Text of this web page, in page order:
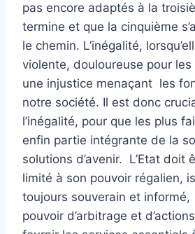
pas encore adaptés à la
termine et que la cinquième
le chemin. L’inégalité,
violente, douloureuse pour
une injustice menaçant les
notre société. Il est donc
l’inégalité, pour que les plus
enfin partie intégrante de la
solutions d’avenir. L’Etat doit
limité à son pouvoir régalien,
toujours souverain et informé,
pouvoir d’arbitrage et